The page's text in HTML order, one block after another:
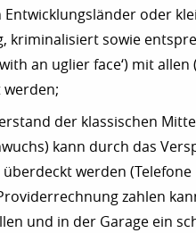
oder
kriminalisiert sowie
an uglier face‘) mit
werden;
der klassischen
kann durch das
überdeckt werden
zahlen
und in der Garage ein